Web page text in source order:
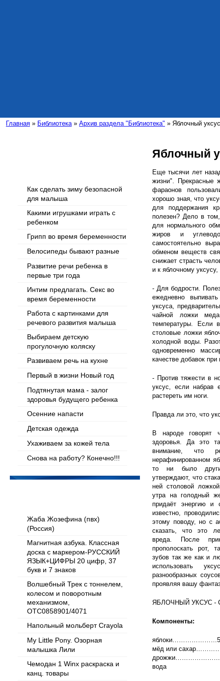
Главная » Библиотека» Архив раздела "Библиотека" » Яблочный
Как сделать зиму безопасной
для малыша
Какими игрушками играть с
ребенком
Грипп во время беременности
Велосипеды бывают разные
Развитие речи ребенка в
первые три года
Интим предлагать. Секс во
время беременности
Работа с картинками для
речевого развития малыша
Выбираем детскую
прогулочную коляску
Развиваем речь на кухне
Первый в жизни Новый год
Подтянутая мама - залог
здоровья будущего ребенка
Осенние напасти
Детская одежда
Ухаживаем за кожей тела
Снова на работу? Конечно!!!
Жаба Жозефина (пвх)
(Россия)
Магнитная азбука. Классная
доска с маркером-РУССКИЙ
ЯЗЫК+ЦИФРЫ 20 цифр, 37
букв и 7 знаков
Волшебный Трек с тоннелем,
колесом и поворотным
механизмом,
OTC0858901/4071
Напольный мольберт Crayola
My Little Pony. Озорная
малышка Лили
Чемодан 1 Winx раскраска и
канц. товары
Яблочный
Еще тысячи лет
жизни". Прекрасные
фараонов
хорошо зная, что
для поддержания
полезен? Дело в
для нормального
жиров и
самостоятельно
обменом веществ
снижает страсть
и к яблочному
- Для бодрости.
ежедневно
уксуса,
чайной ложки
температуры. Если
столовые ложки
холодной воды.
одновременно
качестве добавок при
- Против тяжести в
уксус, если набрав
растереть им ноги.
Правда ли это, что
В народе говорят
здоровья. Да это
внимание, что
нерафинированном
то ни было
утверждают, что
ней столовой
утра на голодный
придаёт энергию и
известно,
этому поводу, но с
сказать, что это
вреда. После
прополоскать рот,
зубов так же как и
использовать
разнообразных
проявляя вашу
ЯБЛОЧНЫЙ УКСУС -
Компоненты:
мёд или
вода